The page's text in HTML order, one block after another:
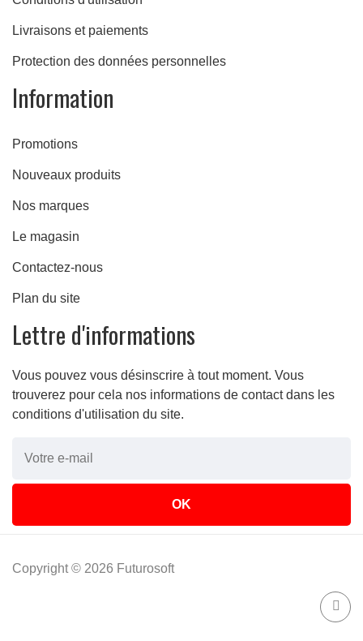
Livraisons et paiements
Protection des données personnelles
Information
Promotions
Nouveaux produits
Nos marques
Le magasin
Contactez-nous
Plan du site
Lettre d'informations
Vous pouvez vous désinscrire à tout moment. Vous
trouverez pour cela nos informations de contact dans les
conditions d'utilisation du site.
Copyright © 2026 Futurosoft